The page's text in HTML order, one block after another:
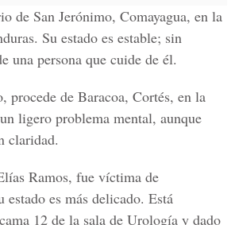
de San Jerónimo, Comayagua, en la
Su estado es estable; sin
una persona que cuide de él.
procede de Baracoa, Cortés, en la
ligero problema mental, aunque
claridad.
Ramos, fue víctima de
es más delicado. Está
12 de la sala de Urología y dado